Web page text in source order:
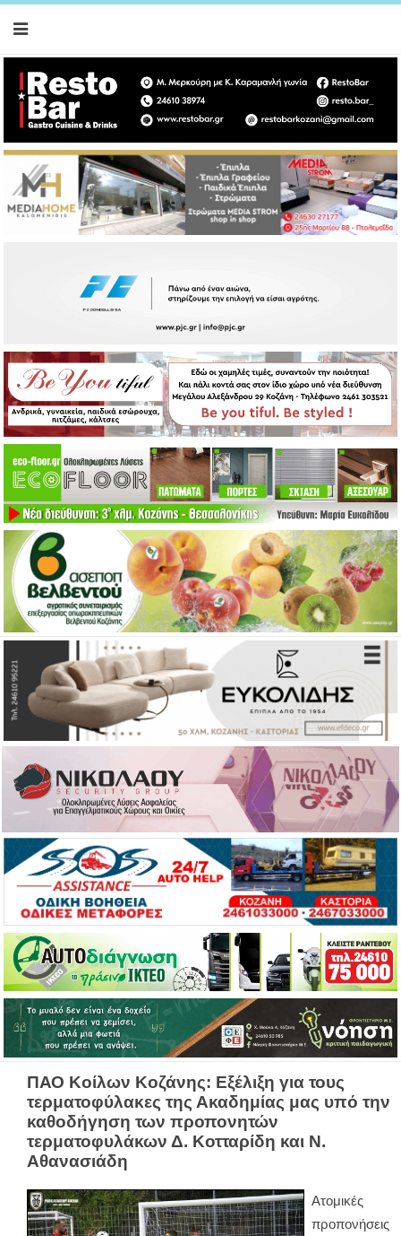
ΠΑΟ Κοίλων Κοζάνης: Εξέλιξη για τους
τερματοφύλακες της Ακαδημίας μας υπό την
καθοδήγηση των προπονητών
τερματοφυλάκων Δ. Κοτταρίδη και Ν.
Αθανασιάδη
Ατομικές
προπονήσεις